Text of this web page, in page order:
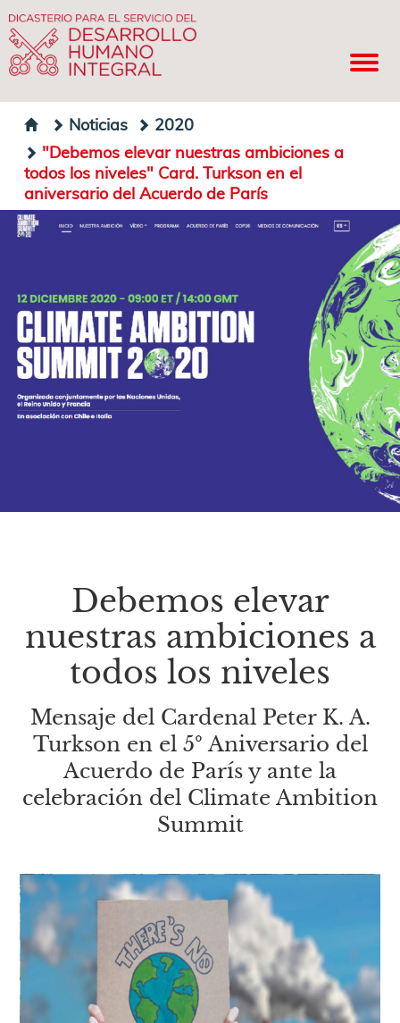
Noticias
2020
"Debemos elevar nuestras ambiciones a
todos los niveles" Card. Turkson en el
aniversario del Acuerdo de París
Debemos elevar
nuestras ambiciones a
todos los niveles
Mensaje del Cardenal Peter K. A.
Turkson en el 5º Aniversario del
Acuerdo de París y ante la
celebración del Climate Ambition
Summit